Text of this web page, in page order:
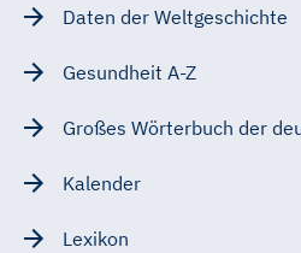
Daten der Weltgeschichte
Gesundheit A-Z
Großes Wörterbuch der
Kalender
Lexikon